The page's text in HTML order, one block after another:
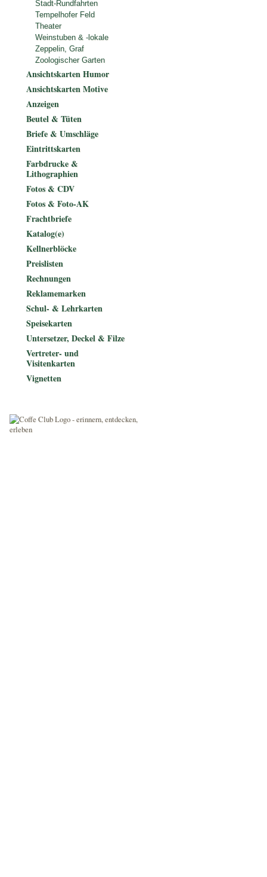
Stadt-Rundfahrten
Tempelhofer Feld
Theater
Weinstuben & -lokale
Zeppelin, Graf
Zoologischer Garten
Ansichtskarten Humor
Ansichtskarten Motive
Anzeigen
Beutel & Tüten
Briefe & Umschläge
Eintrittskarten
Farbdrucke &
Lithographien
Fotos & CDV
Fotos & Foto-AK
Frachtbriefe
Katalog(e)
Kellnerblöcke
Preislisten
Rechnungen
Reklamemarken
Schul- & Lehrkarten
Speisekarten
Untersetzer, Deckel & Filze
Vertreter- und
Visitenkarten
Vignetten